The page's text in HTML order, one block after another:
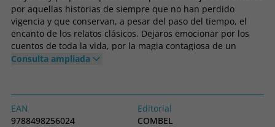
por aquellas historias de siempre que no han perdido
vigencia y que conservan, a pesar del paso del tiempo, el
encanto de los relatos clásicos. Dejaros emocionar por los
cuentos de toda la vida, por la magia contagiosa de un
universo imaginario que no deja indiferente a ningún lector.
Consulta ampliada
EAN
9788498256024
Editorial
COMBEL